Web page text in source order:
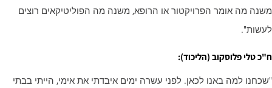
מה אומר הפרויקטור או הרופא, משנה מה הפוליטיקאים רוצים
טלי פלוסקוב (הליכוד):
למה באנו לכאן. לפני עשרה ימים איבדתי את אימי, הייתי בבתי